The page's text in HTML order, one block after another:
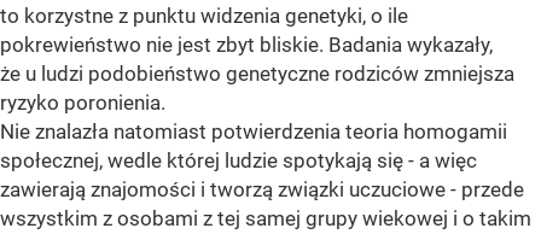
to korzystne z punktu widzenia genetyki, o ile
pokrewieństwo nie jest zbyt bliskie. Badania wykazały,
że u ludzi podobieństwo genetyczne rodziców zmniejsza
ryzyko poronienia.
Nie znalazła natomiast potwierdzenia teoria homogamii
społecznej, wedle której ludzie spotykają się - a więc
zawierają znajomości i tworzą związki uczuciowe - przede
wszystkim z osobami z tej samej grupy wiekowej i o takim